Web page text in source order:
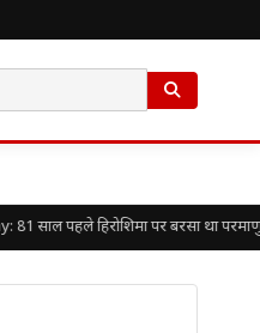
पहले हिरोशिमा पर बरसा था परमाणु